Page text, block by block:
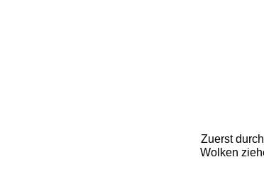
Zuerst
Wolken